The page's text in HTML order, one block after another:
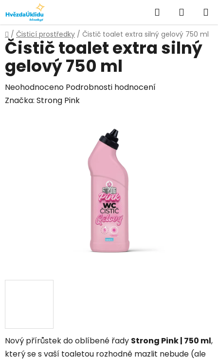
na
obsah
Hledat
KOŠÍK
Domů
/ Čisticí prostředky / Čistič toalet extra silný gelový 750 ml
Nový přírůstek do oblíbené řady Strong Pink | 750 ml,
který se s vaší toaletou rozhodně mazlit nebude (ale
Čistič toalet extra silný
gelový 750 ml
Průměrné
hodnocení
Neohodnoceno Podrobnosti hodnocení
Značka: Strong Pink